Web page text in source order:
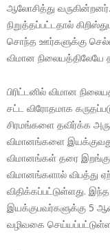
ஆலோசித்து
நிறுத்தப்பட்டதால்
சொந்த ஊர்களுக்கு
விமான நிலையத்திலேயே
பிரிட்டனில் விமான
சட்ட விரோதமாக
சிரமங்களை தவிர்க்க
விமானங்களை இயக்குவது
விமானங்கள் தரை
விமானங்களால் விபத்து
விதிக்கப்பட்டுள்ளது.
இயக்குபவர்களுக்கு 5
வழிவகை